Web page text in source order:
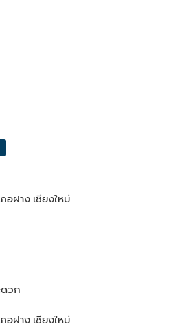
อฝาง เชียงใหม่
ดวก
อฝาง เชียงใหม่